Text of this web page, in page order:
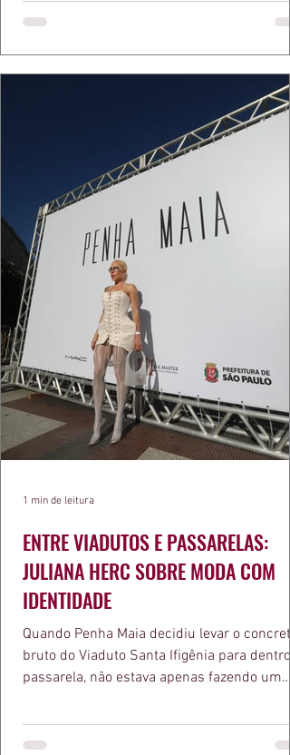
bolsa da Malu Pires, em uma composição
algo de intemporal em vestir o vento e
que ele conduza a cena. Cada dobra do
cada reflexo dourado da luz sobre a pe
ENTRE VIADUTOS E PASSARELAS:
JULIANA HERC SOBRE MODA COM
IDENTIDADE
Quando Penha Maia decidiu levar o concreto
bruto do Viaduto Santa Ifigênia para dentro
passarela, não estava apenas fazendo um
a apresentadora e influenciadora Juliana
defende há tempos, o de que moda
1 min de leitura